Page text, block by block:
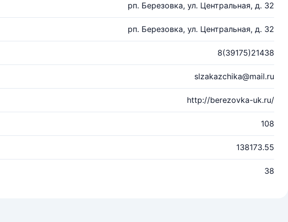
рп. Березовка, ул. Центральная, д. 32
рп. Березовка, ул. Центральная, д. 32
8(39175)21438
slzakazchika@mail.ru
http://berezovka-uk.ru/
108
138173.55
38